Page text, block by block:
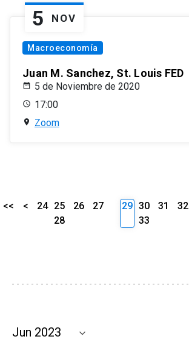
5 NOV
Macroeconomía
Juan M. Sanchez, St. Louis FED
5 de Noviembre de 2020
17:00
Zoom
<< < 24 25 26
27
28
29 30 31
32
33